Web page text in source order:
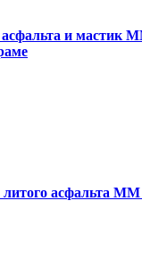
и мастик
асфальта MM